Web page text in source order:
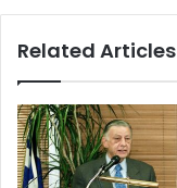
Related Articles